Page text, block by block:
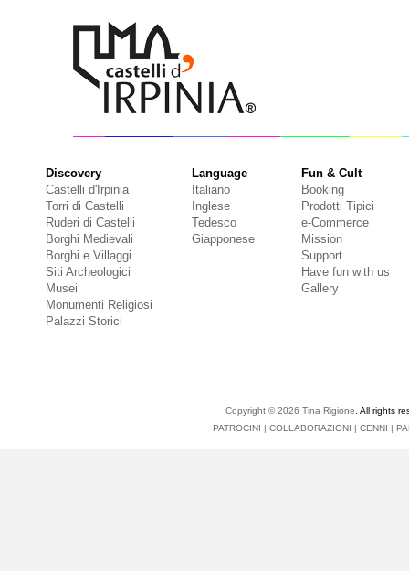
Discovery
Castelli d'Irpinia
Torri di Castelli
Ruderi di Castelli
Borghi Medievali
Borghi e Villaggi
Siti Archeologici
Musei
Monumenti Religiosi
Palazzi Storici
Language
Italiano
Inglese
Tedesco
Giapponese
Fun & Cult
Booking
Prodotti Tipici
e-Commerce
Mission
Support
Have fun with us
Gallery
Copyright © 2026 Tina Rigione . All rights
PATROCINI | COLLABORAZIONI | CENNI |